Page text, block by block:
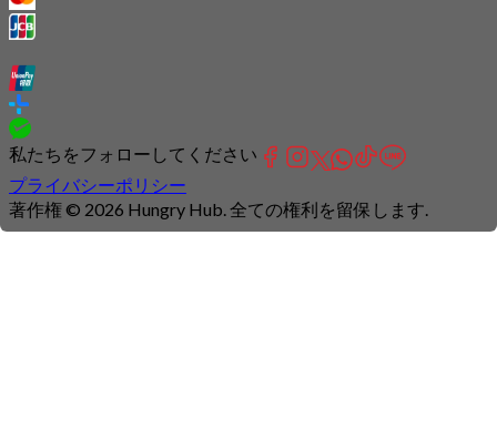
私たちをフォローしてください
プライバシーポリシー
著作権 © 2026 Hungry Hub. 全ての権利を留保します.
Connection